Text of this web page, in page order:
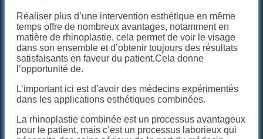
Réaliser plus d’une intervention esthétique en même
temps offre de nombreux avantages, notamment en
matière de rhinoplastie, cela permet de voir le visage
dans son ensemble et d’obtenir toujours des résultats
satisfaisants en faveur du patient.Cela donne
l’opportunité de.
L’important ici est d’avoir des médecins expérimentés
dans les applications esthétiques combinées.
La rhinoplastie combinée est un processus avantageux
pour le patient, mais c’est un processus laborieux qui